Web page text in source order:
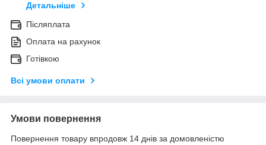
Детальніше
Післяплата
Оплата на рахунок
Готівкою
Всі умови оплати
Умови повернення
Повернення товару впродовж 14 днів за домовленістю